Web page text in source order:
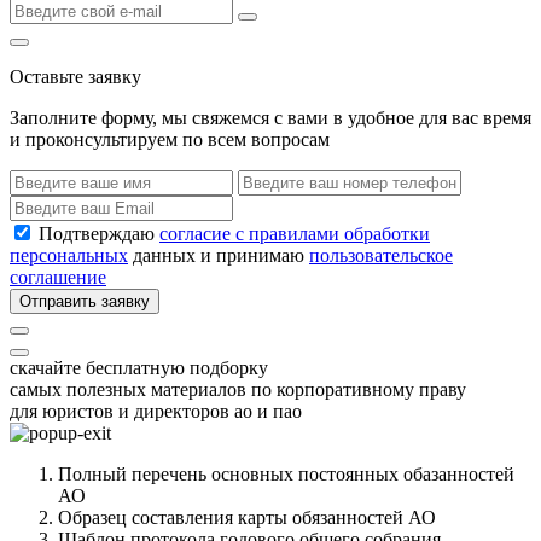
Оставьте заявку
Заполните форму, мы свяжемся с вами в удобное для вас время
и проконсультируем по всем вопросам
Подтверждаю согласие с правилами обработки
персональных данных и принимаю пользовательское
соглашение
Отправить заявку
скачайте бесплатную подборку
самых полезных материалов по корпоративному праву
для юристов и директоров ао и пао
Полный перечень основных постоянных обазанностей
АО
Образец составления карты обязанностей АО